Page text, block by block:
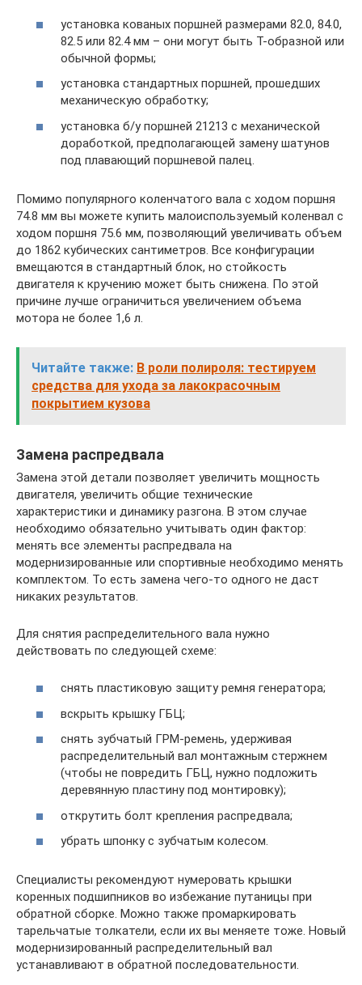
установка кованых поршней размерами 82.0, 84.0,
82.5 или 82.4 мм – они могут быть Т-образной или
обычной формы;
установка стандартных поршней, прошедших
механическую обработку;
установка б/у поршней 21213 с механической
доработкой, предполагающей замену шатунов
под плавающий поршневой палец.
Помимо популярного коленчатого вала с ходом поршня
74.8 мм вы можете купить малоиспользуемый коленвал с
ходом поршня 75.6 мм, позволяющий увеличивать объем
до 1862 кубических сантиметров. Все конфигурации
вмещаются в стандартный блок, но стойкость
двигателя к кручению может быть снижена. По этой
причине лучше ограничиться увеличением объема
мотора не более 1,6 л.
Читайте также: В роли полироля: тестируем
средства для ухода за лакокрасочным
покрытием кузова
Замена распредвала
Замена этой детали позволяет увеличить мощность
двигателя, увеличить общие технические
характеристики и динамику разгона. В этом случае
необходимо обязательно учитывать один фактор:
менять все элементы распредвала на
модернизированные или спортивные необходимо менять
комплектом. То есть замена чего-то одного не даст
никаких результатов.
Для снятия распределительного вала нужно
действовать по следующей схеме:
снять пластиковую защиту ремня генератора;
вскрыть крышку ГБЦ;
снять зубчатый ГРМ-ремень, удерживая
распределительный вал монтажным стержнем
(чтобы не повредить ГБЦ, нужно подложить
деревянную пластину под монтировку);
открутить болт крепления распредвала;
убрать шпонку с зубчатым колесом.
Специалисты рекомендуют нумеровать крышки
коренных подшипников во избежание путаницы при
обратной сборке. Можно также промаркировать
тарельчатые толкатели, если их вы меняете тоже. Новый
модернизированный распределительный вал
устанавливают в обратной последовательности.